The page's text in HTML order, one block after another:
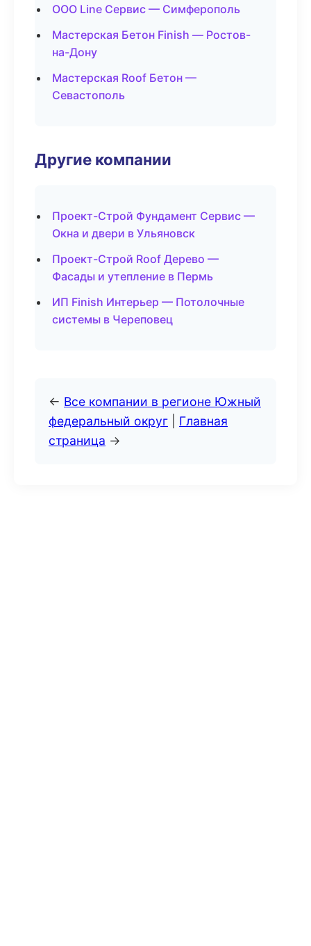
ООО Line Сервис — Симферополь
Мастерская Бетон Finish — Ростов-
на-Дону
Мастерская Roof Бетон —
Севастополь
Другие компании
Проект-Строй Фундамент Сервис —
Окна и двери в Ульяновск
Проект-Строй Roof Дерево —
Фасады и утепление в Пермь
ИП Finish Интерьер — Потолочные
системы в Череповец
← Все компании в регионе Южный
федеральный округ
Главная
страница →